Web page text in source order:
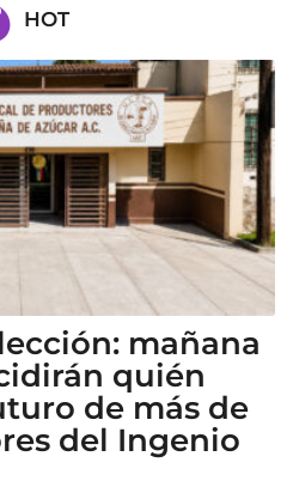
HOT
mañana
quién
de más de
del Ingenio